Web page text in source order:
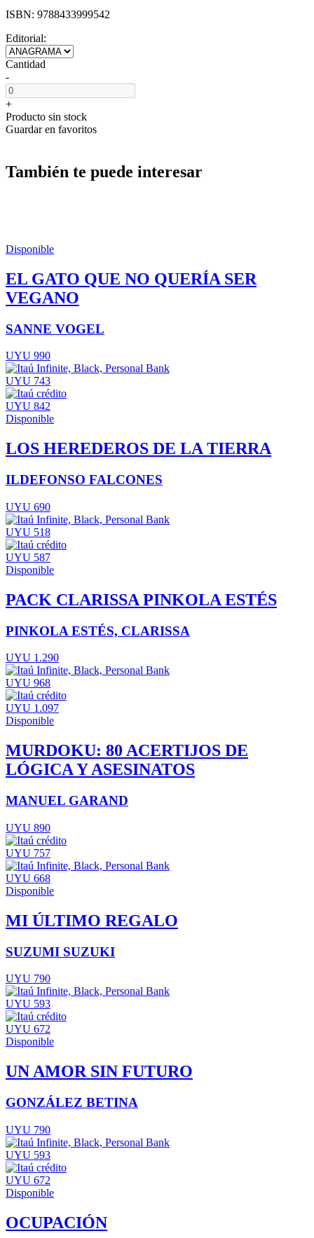
ISBN: 9788433999542
Editorial:
Cantidad
-
+
Producto sin stock
Guardar en favoritos
También te puede interesar
Disponible
EL GATO QUE NO QUERÍA SER
VEGANO
SANNE VOGEL
UYU 990
UYU 743
UYU 842
Disponible
LOS HEREDEROS DE LA TIERRA
ILDEFONSO FALCONES
UYU 690
UYU 518
UYU 587
Disponible
PACK CLARISSA PINKOLA ESTÉS
PINKOLA ESTÉS, CLARISSA
UYU 1.290
UYU 968
UYU 1.097
Disponible
MURDOKU: 80 ACERTIJOS DE
LÓGICA Y ASESINATOS
MANUEL GARAND
UYU 890
UYU 757
UYU 668
Disponible
MI ÚLTIMO REGALO
SUZUMI SUZUKI
UYU 790
UYU 593
UYU 672
Disponible
UN AMOR SIN FUTURO
GONZÁLEZ BETINA
UYU 790
UYU 593
UYU 672
Disponible
OCUPACIÓN